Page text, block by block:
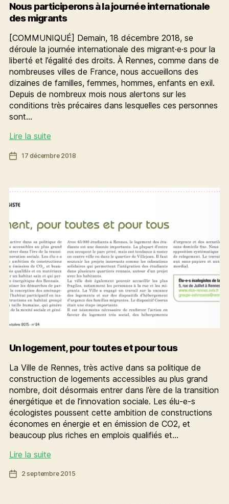
Nous participerons à la journée internationale
des migrants
[COMMUNIQUÉ] Demain, 18 décembre 2018, se
déroule la journée internationale des migrant·e·s pour la
liberté et l’égalité des droits. À Rennes, comme dans de
nombreuses villes de France, nous accueillons des
dizaines de familles, femmes, hommes, enfants en exil.
Depuis de nombreux mois nous alertons sur les
conditions très précaires dans lesquelles ces personnes
sont…
Lire la suiteNous
à
internationale
Date17 décembre 2018
Un logement, pour toutes et pour tous
La Ville de Rennes, très active dans sa politique de
construction de logements accessibles au plus grand
nombre, doit désormais entrer dans l’ère de la transition
énergétique et de l’innovation sociale. Les élu-e-s
écologistes poussent cette ambition de constructions
économes en énergie et en émission de CO2, et
beaucoup plus riches en emplois qualifiés et…
Lire la suiteUn
pour
Date2 septembre 2015